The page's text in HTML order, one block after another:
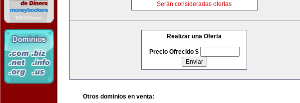
Serán consideradas ofertas
Realizar una Oferta
Precio Ofrecido $
Otros dominios en venta: